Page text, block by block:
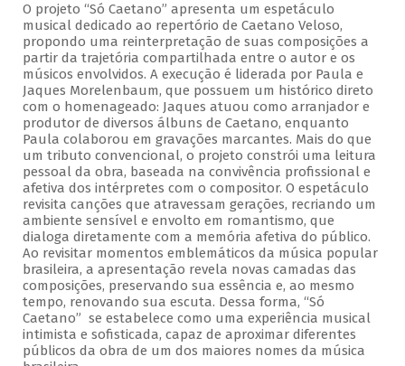
O projeto “Só Caetano” apresenta um espetáculo
musical dedicado ao repertório de Caetano Veloso,
propondo uma reinterpretação de suas composições a
partir da trajetória compartilhada entre o autor e os
músicos envolvidos. A execução é liderada por Paula e
Jaques Morelenbaum, que possuem um histórico direto
com o homenageado: Jaques atuou como arranjador e
produtor de diversos álbuns de Caetano, enquanto
Paula colaborou em gravações marcantes. Mais do que
um tributo convencional, o projeto constrói uma leitura
pessoal da obra, baseada na convivência profissional e
afetiva dos intérpretes com o compositor. O espetáculo
revisita canções que atravessam gerações, recriando um
ambiente sensível e envolto em romantismo, que
dialoga diretamente com a memória afetiva do público.
Ao revisitar momentos emblemáticos da música popular
brasileira, a apresentação revela novas camadas das
composições, preservando sua essência e, ao mesmo
tempo, renovando sua escuta. Dessa forma, “Só
Caetano” se estabelece como uma experiência musical
intimista e sofisticada, capaz de aproximar diferentes
públicos da obra de um dos maiores nomes da música